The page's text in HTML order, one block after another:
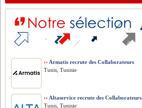
›› Armatis recrute des Collaborateurs
Tunis, Tunisie
›› Altaservice recrute des Collaborateurs
Tunis, Tunisie